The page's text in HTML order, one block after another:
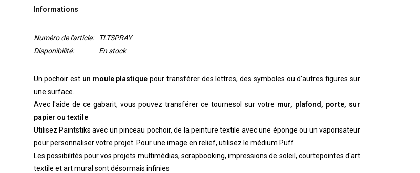
Informations
Numéro de l'article:
TLTSPRAY
Disponibilité:
En stock
Un pochoir est un moule plastique pour transférer des lettres, des symboles ou d'autres figures sur
une surface.
Avec l'aide de ce gabarit, vous pouvez transférer ce tournesol sur votre mur, plafond, porte, sur
papier ou textile
Utilisez Paintstiks avec un pinceau pochoir, de la peinture textile avec une éponge ou un vaporisateur
pour personnaliser votre projet. Pour une image en relief, utilisez le médium Puff.
Les possibilités pour vos projets multimédias, scrapbooking, impressions de soleil, courtepointes d'art
textile et art mural sont désormais infinies